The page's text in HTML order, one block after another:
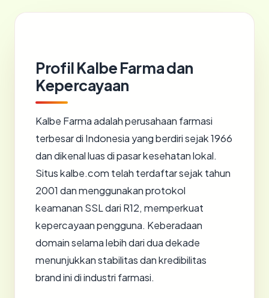
Profil Kalbe Farma dan
Kepercayaan
Kalbe Farma adalah perusahaan farmasi
terbesar di Indonesia yang berdiri sejak 1966
dan dikenal luas di pasar kesehatan lokal.
Situs kalbe.com telah terdaftar sejak tahun
2001 dan menggunakan protokol
keamanan SSL dari R12, memperkuat
kepercayaan pengguna. Keberadaan
domain selama lebih dari dua dekade
menunjukkan stabilitas dan kredibilitas
brand ini di industri farmasi.